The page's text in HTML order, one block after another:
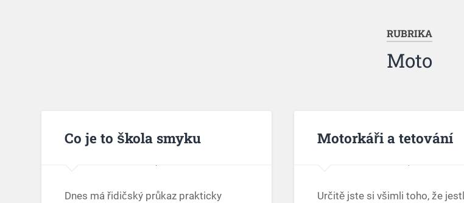
RUBRIKA
Moto
Co je to škola smyku
Dnes má řidičský průkaz prakticky
Motorkáři a tetování
Určitě jste si všimli toho, že